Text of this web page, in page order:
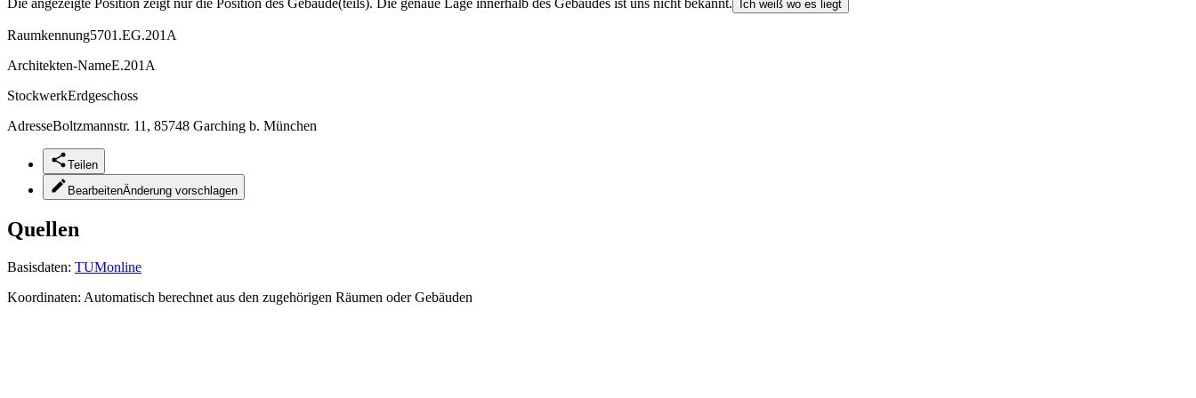
Ich weiß wo es liegt
Raumkennung5701.EG.201A
Architekten-NameE.201A
StockwerkErdgeschoss
AdresseBoltzmannstr. 11, 85748 Garching b. München
Teilen
BearbeitenÄnderung vorschlagen
Quellen
Basisdaten: TUMonline
Koordinaten: Automatisch berechnet aus den zugehörigen Räumen oder Gebäuden